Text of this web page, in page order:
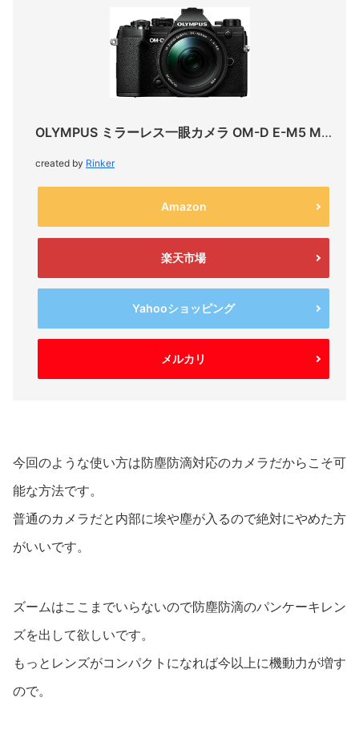
OLYMPUS ミラーレス一眼カメラ OM-D E-M5 MarkIII 14-150mmII
created by Rinker
Amazon
楽天市場
Yahooショッピング
メルカリ
今回のような使い方は防塵防滴対応のカメラだからこそ可
能な方法です。
普通のカメラだと内部に埃や塵が入るので絶対にやめた方
がいいです。
ズームはここまでいらないので防塵防滴のパンケーキレン
ズを出して欲しいです。
もっとレンズがコンパクトになれば今以上に機動力が増す
ので。